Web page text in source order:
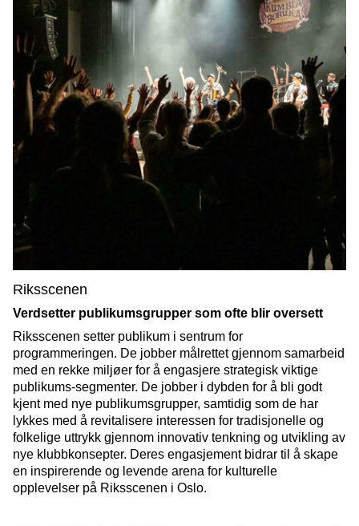
Riksscenen
Verdsetter publikumsgrupper som ofte blir oversett
Riksscenen setter publikum i sentrum for
programmeringen. De jobber målrettet gjennom samarbeid
med en rekke miljøer for å engasjere strategisk viktige
publikums-segmenter. De jobber i dybden for å bli godt
kjent med nye publikumsgrupper, samtidig som de har
lykkes med å revitalisere interessen for tradisjonelle og
folkelige uttrykk gjennom innovativ tenkning og utvikling av
nye klubbkonsepter. Deres engasjement bidrar til å skape
en inspirerende og levende arena for kulturelle
opplevelser på Riksscenen i Oslo.